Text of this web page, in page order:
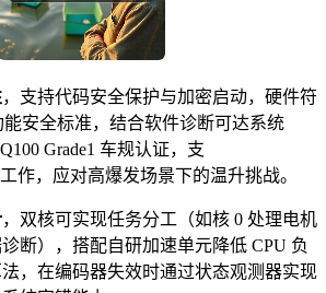
，支持代码安全保护与加密启动，硬件符
能安全标准，结合软件诊断可达系统
Grade1 车规认证，支
作，应对高爆发场景下的温升挑战。
，双核可实现任务分工（如核 0 处理电机
断），搭配自研加速单元降低 CPU 负
，在编码器失效时通过状态观测器实现